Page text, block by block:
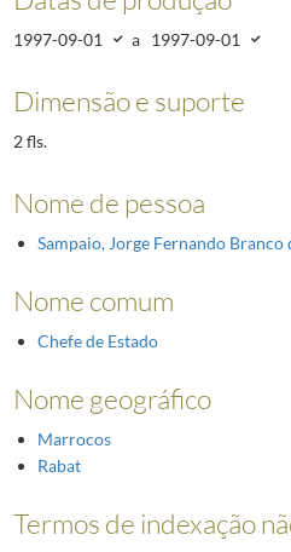
1997-09-01 a 1997-09-01
Dimensão e suporte
2 fls.
Nome de pessoa
Sampaio, Jorge Fernando Branco
Nome comum
Chefe de Estado
Nome geográfico
Marrocos
Rabat
Termos de indexação